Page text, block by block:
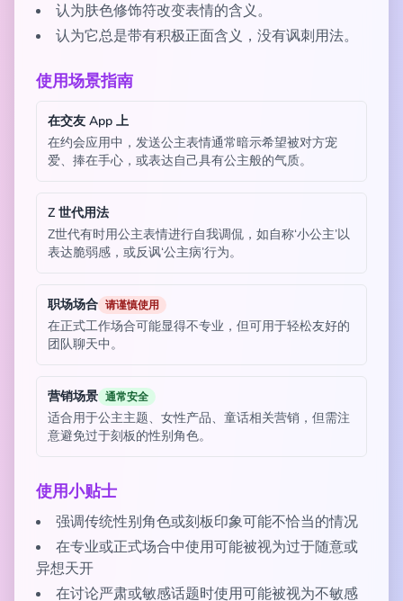
认为肤色修饰符改变表情的含义。
认为它总是带有积极正面含义，没有讽刺用法。
使用场景指南
在交友 App 上
在约会应用中，发送公主表情通常暗示希望被对方宠
爱、捧在手心，或表达自己具有公主般的气质。
Z 世代用法
Z世代有时用公主表情进行自我调侃，如自称‘小公主’以
表达脆弱感，或反讽‘公主病’行为。
职场场合 请谨慎使用
在正式工作场合可能显得不专业，但可用于轻松友好的
团队聊天中。
营销场景 通常安全
适合用于公主主题、女性产品、童话相关营销，但需注
意避免过于刻板的性别角色。
使用小贴士
强调传统性别角色或刻板印象可能不恰当的情况
在专业或正式场合中使用可能被视为过于随意或
异想天开
在讨论严肃或敏感话题时使用可能被视为不敏感